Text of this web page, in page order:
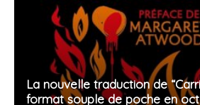
La nouvelle traduction de
format souple de poche en